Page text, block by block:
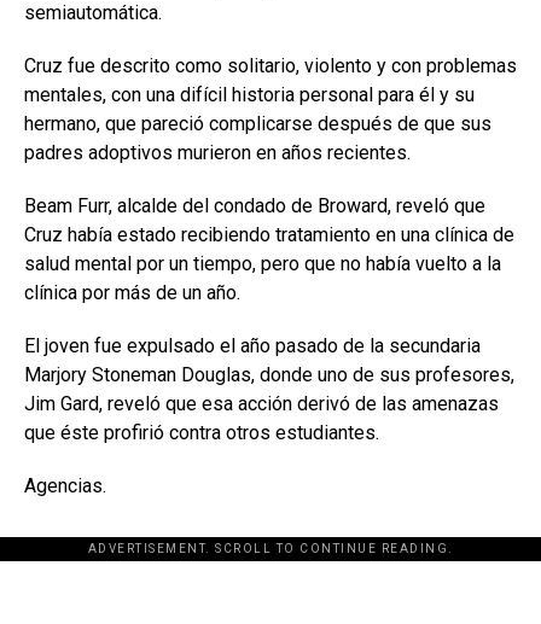
semiautomática.
Cruz fue descrito como solitario, violento y con problemas
mentales, con una difícil historia personal para él y su
hermano, que pareció complicarse después de que sus
padres adoptivos murieron en años recientes.
Beam Furr, alcalde del condado de Broward, reveló que
Cruz había estado recibiendo tratamiento en una clínica de
salud mental por un tiempo, pero que no había vuelto a la
clínica por más de un año.
El joven fue expulsado el año pasado de la secundaria
Marjory Stoneman Douglas, donde uno de sus profesores,
Jim Gard, reveló que esa acción derivó de las amenazas
que éste profirió contra otros estudiantes.
Agencias.
ADVERTISEMENT. SCROLL TO CONTINUE READING.